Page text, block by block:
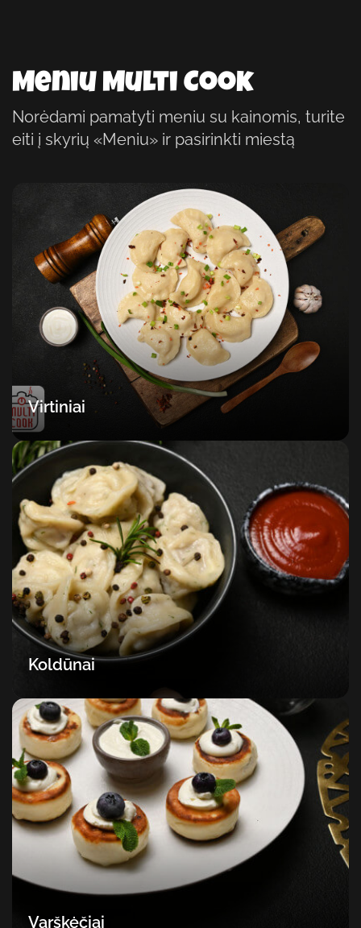
Meniu Multi Cook
Norėdami pamatyti meniu su kainomis, turite
eiti į skyrių «Meniu» ir pasirinkti miestą
Virtiniai
Koldūnai
Varškėčiai